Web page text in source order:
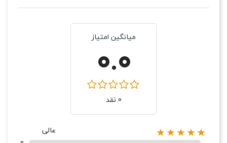
میانگین امتیاز
0.0
0 نقد
★★★★★
عالی